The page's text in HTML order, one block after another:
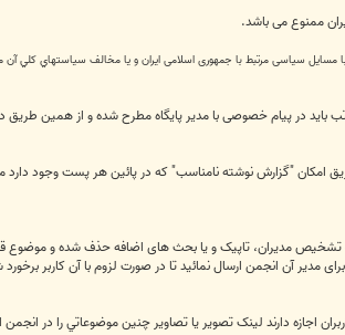
ممنوع می باشد.
مسایل سیاسی مرتبط با جمهوری اسلامی ایران و يا مخالف سياستهاي کلي
باید در پیام خصوصی با مدیر پایگاه مطرح شده و از همین
امکان "گزارش نوشته نامناسب" که در پائین هر پست وجود
مدیران، تاپیک و یا بحث های اضافه حذف شده و موضوع
مدیر آن انجمن ارسال نمائید تا در صورت لزوم با آن کاربر
اجازه دارند لينک تصوير يا تصاوير چنين موضوعاتي را در انجمن